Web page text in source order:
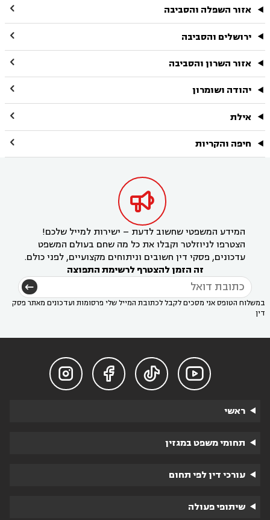
אזור השפלה והסביבה 
ירושלים והסביבה 
אזור השרון והסביבה 
יהודה ושומרון 
אילת 
חיפה והקריות 

המידע המשפטי שחשוב לדעת – ישירות למייל שלכם!
הצטרפו לניוזלטר וקבלו את כל מה שחם בעולם המשפט
עדכונים, פסקי דין חשובים וניתוחים מקצועיים, לפני כולם.
זה הזמן להצטרף לרשימת התפוצה
במשלוח הטופס אני מסכים לקבל לכתובת המייל שלי פרסומות ועדכונים מאתר פסק
דין




ראשי
תחומי משפט במגזין
עורכי דין לפי תחום
שיתופי פעולה